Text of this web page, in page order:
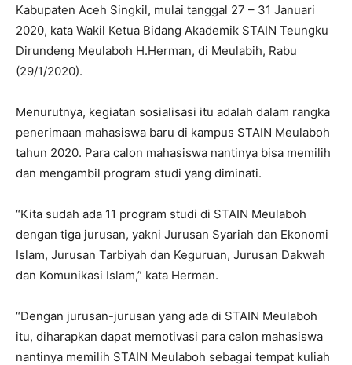
Kabupaten Aceh Singkil, mulai tanggal 27 – 31 Januari
2020, kata Wakil Ketua Bidang Akademik STAIN Teungku
Dirundeng Meulaboh H.Herman, di Meulabih, Rabu
(29/1/2020).
Menurutnya, kegiatan sosialisasi itu adalah dalam rangka
penerimaan mahasiswa baru di kampus STAIN Meulaboh
tahun 2020. Para calon mahasiswa nantinya bisa memilih
dan mengambil program studi yang diminati.
“Kita sudah ada 11 program studi di STAIN Meulaboh
dengan tiga jurusan, yakni Jurusan Syariah dan Ekonomi
Islam, Jurusan Tarbiyah dan Keguruan, Jurusan Dakwah
dan Komunikasi Islam,” kata Herman.
“Dengan jurusan-jurusan yang ada di STAIN Meulaboh
itu, diharapkan dapat memotivasi para calon mahasiswa
nantinya memilih STAIN Meulaboh sebagai tempat kuliah